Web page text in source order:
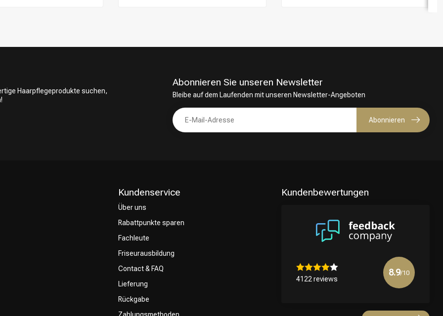
Haarpflegeprodukte suchen,
Abonnieren Sie unseren Newsletter
Bleibe auf dem Laufenden mit unseren Newsletter-Angeboten
Abonnieren
Kundenservice
Über uns
Rabattpunkte sparen
Fachleute
Friseurausbildung
Contact & FAQ
Lieferung
Rückgabe
Kundenbewertungen
4122 reviews
8.9/10